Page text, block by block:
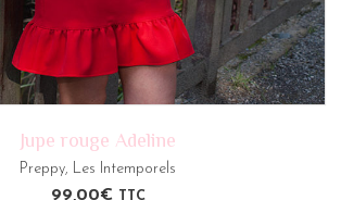
Jupe rouge Adeline
Preppy, Les Intemporels
99,00€ TTC